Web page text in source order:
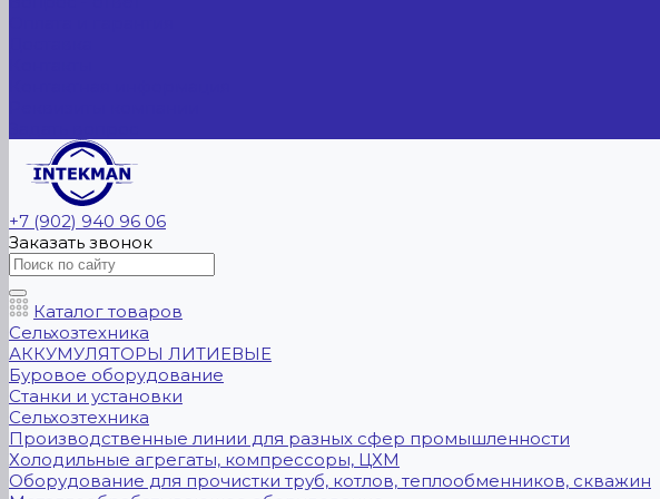
+7 (902) 940 96 06
Заказать звонок
Каталог товаров
Сельхозтехника
АККУМУЛЯТОРЫ ЛИТИЕВЫЕ
Буровое оборудование
Станки и установки
Сельхозтехника
Производственные линии для разных сфер промышленности
Холодильные агрегаты, компрессоры, ЦХМ
Оборудование для прочистки труб, котлов, теплообменников, скважин